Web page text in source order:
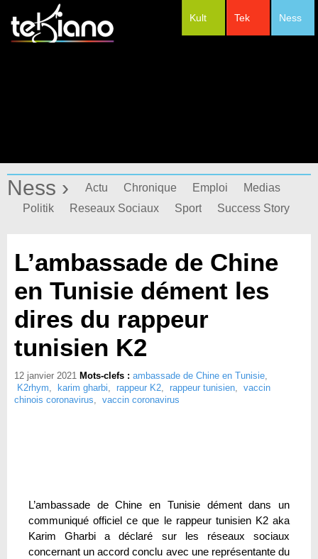
Ness
Tek
Kult
Ness › Actu Chronique Emploi
Medias
Politik
Reseaux Sociaux Sport Success Story
L’ambassade de Chine
en Tunisie dément les
dires du rappeur
tunisien K2
12 janvier 2021 Mots-clefs : ambassade de Chine en Tunisie,
K2rhym, karim gharbi, rappeur K2, rappeur tunisien, vaccin
chinois coronavirus, vaccin coronavirus
L’ambassade de Chine en Tunisie dément dans un
communiqué officiel ce que le rappeur tunisien K2 aka
Karim Gharbi a déclaré sur les réseaux sociaux
concernant un accord conclu avec une représentante du